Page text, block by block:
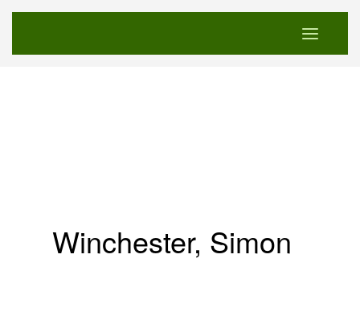
Winchester, Simon